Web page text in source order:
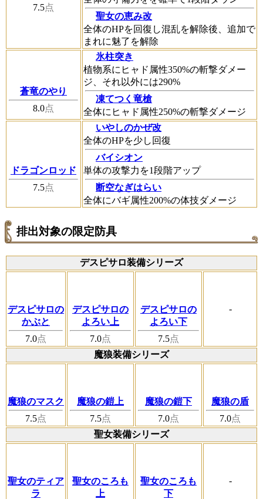
7.5点
聖女の恵み改
全体のHPを回復し混乱を解除後、追加で
まれに魅了を解除
蒼竜のやり
8.0点
氷柱突き
植物系にヒャド属性350%の斬撃ダメー
ジ、それ以外には290%
凍てつく竜槍
全体にヒャド属性250%の斬撃ダメージ
ドラゴンロッド
7.5点
いやしのかぜ改
全体のHPを少し回復
バイシオン
単体の攻撃力を1段階アップ
断空なぎはらい
全体にバギ属性200%の体技ダメージ
排出対象の限定防具
デスピサロ装備シリーズ
デスピサロの
かぶと
7.0点
デスピサロの
よろい上
7.0点
デスピサロの
よろい下
7.5点
-
魔狼装備シリーズ
魔狼のマスク
7.5点
魔狼の鎧上
7.5点
魔狼の鎧下
7.0点
魔狼の盾
7.0点
聖女装備シリーズ
聖女のティア
ラ
聖女のころも
上
聖女のころも
下
-